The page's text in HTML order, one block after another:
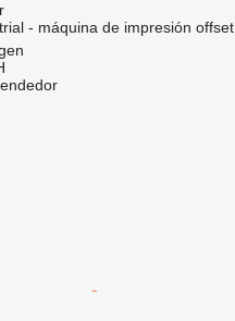
- máquina de impresión offset